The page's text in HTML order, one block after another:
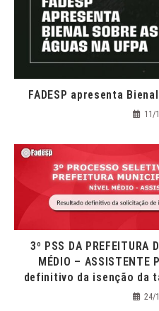
FADESP apresenta
11/
3º PSS DA PREFEITURA
MÉDIO – ASSISTENTE
definitivo da isenção da
24/